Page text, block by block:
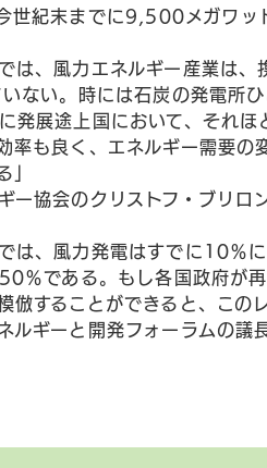
世紀末までに9,500メガワッ
は、風力エネルギー産業は
ない。時には石炭の発電所
発展途上国において、それ
率も良く、エネルギー需要
」
ー協会のクリストフ・ブリ
では、風力発電はすでに10％
％である。もし各国政府が
倣することができると、この
ルギーと開発フォーラムの